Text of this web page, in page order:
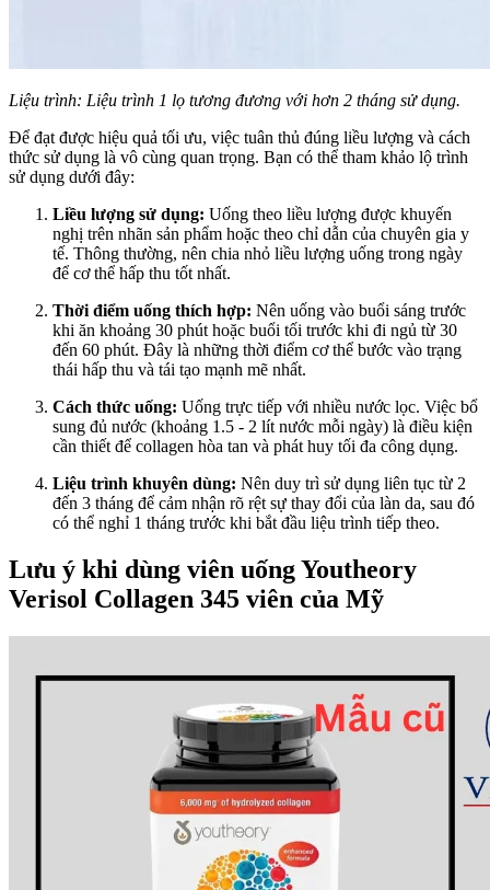
Liệu trình: Liệu trình 1 lọ tương đương với hơn 2 tháng sử dụng.
Để đạt được hiệu quả tối ưu, việc tuân thủ đúng liều lượng và cách
thức sử dụng là vô cùng quan trọng. Bạn có thể tham khảo lộ trình
sử dụng dưới đây:
Liều lượng sử dụng: Uống theo liều lượng được khuyến
nghị trên nhãn sản phẩm hoặc theo chỉ dẫn của chuyên gia y
tế. Thông thường, nên chia nhỏ liều lượng uống trong ngày
để cơ thể hấp thu tốt nhất.
Thời điểm uống thích hợp: Nên uống vào buổi sáng trước
khi ăn khoảng 30 phút hoặc buổi tối trước khi đi ngủ từ 30
đến 60 phút. Đây là những thời điểm cơ thể bước vào trạng
thái hấp thu và tái tạo mạnh mẽ nhất.
Cách thức uống: Uống trực tiếp với nhiều nước lọc. Việc bổ
sung đủ nước (khoảng 1.5 - 2 lít nước mỗi ngày) là điều kiện
cần thiết để collagen hòa tan và phát huy tối đa công dụng.
Liệu trình khuyên dùng: Nên duy trì sử dụng liên tục từ 2
đến 3 tháng để cảm nhận rõ rệt sự thay đổi của làn da, sau đó
có thể nghỉ 1 tháng trước khi bắt đầu liệu trình tiếp theo.
Lưu ý khi dùng viên uống Youtheory
Verisol Collagen 345 viên của Mỹ